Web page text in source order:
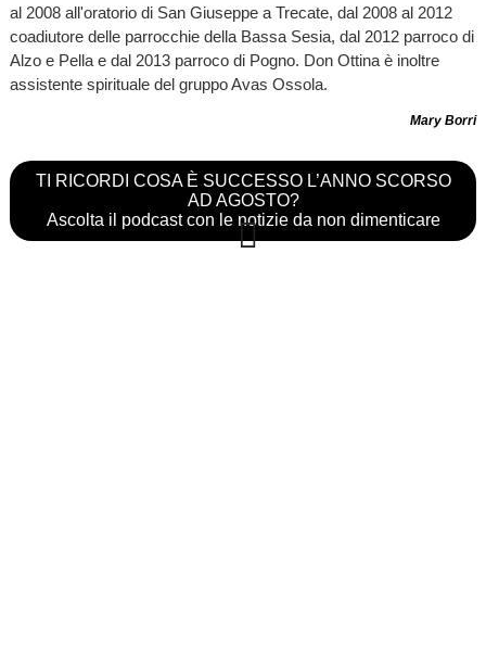
al 2008 all'oratorio di San Giuseppe a Trecate, dal 2008 al 2012
coadiutore delle parrocchie della Bassa Sesia, dal 2012 parroco di
Alzo e Pella e dal 2013 parroco di Pogno. Don Ottina è inoltre
assistente spirituale del gruppo Avas Ossola.
Mary Borri
TI RICORDI COSA È SUCCESSO L’ANNO SCORSO
AD AGOSTO?
Ascolta il podcast con le notizie da non dimenticare